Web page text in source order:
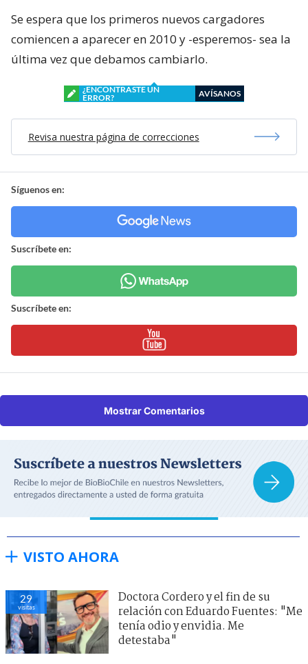
Se espera que los primeros nuevos cargadores
comiencen a aparecer en 2010 y -esperemos- sea la
última vez que debamos cambiarlo.
¿ENCONTRASTE UN
ERROR?
AVÍSANOS
Revisa nuestra página de correcciones
Síguenos en:
Suscríbete en:
Suscríbete en:
Mostrar Comentarios
VISTO AHORA
29
visitas
Doctora Cordero y el fin de su
relación con Eduardo Fuentes: "Me
tenía odio y envidia. Me
detestaba"